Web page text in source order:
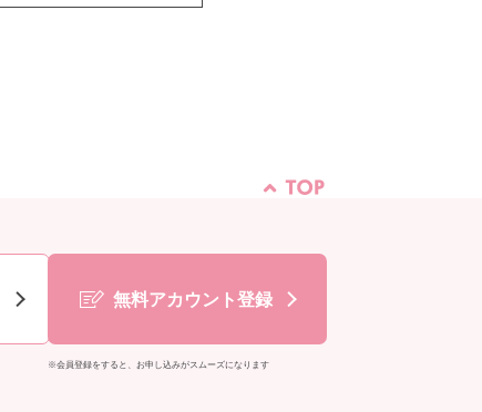
無料アカウント登録
※会員登録をすると、お申し込みがスムーズになります